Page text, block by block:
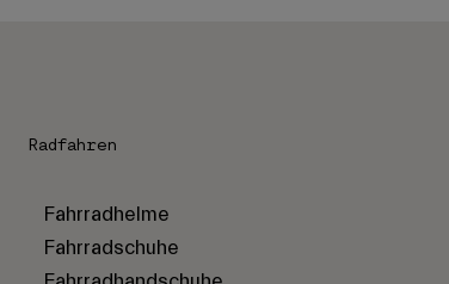
Radfahren
Fahrradhelme
Fahrradschuhe